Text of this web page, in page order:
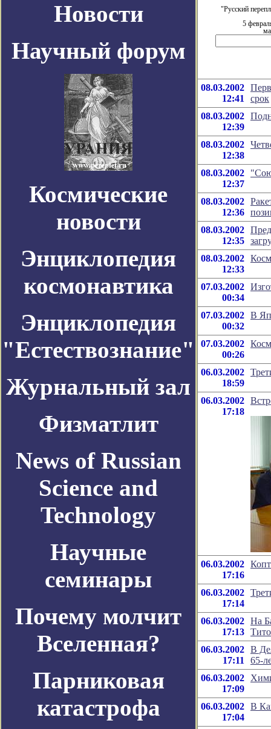
Новости
Научный форум
Космические
новости
Энциклопедия
космонавтика
Энциклопедия
"Естествознание"
Журнальный зал
Физматлит
News of Russian
Science and
Technology
Научные
семинары
Почему молчит
Вселенная?
Парниковая
катастрофа
"Русский
5
08.03.2002
12:41
срок
08.03.2002
12:39
08.03.2002
12:38
08.03.2002
12:37
08.03.2002
12:36
08.03.2002
12:35
08.03.2002
12:33
07.03.2002
00:34
07.03.2002
00:32
В
07.03.2002
00:26
06.03.2002
18:59
06.03.2002
17:18
06.03.2002
17:16
06.03.2002
17:14
06.03.2002
17:13
На
06.03.2002
17:11
В
65-
06.03.2002
17:09
06.03.2002
17:04
В